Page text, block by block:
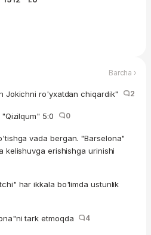
Barcha ›
Jokichni ro'yxatdan chiqardik" 2
5:0 0
vada bergan. "Barselona"
kelishuvga erishishga urinishi
har ikkala bo'limda ustunlik
tark etmoqda 4